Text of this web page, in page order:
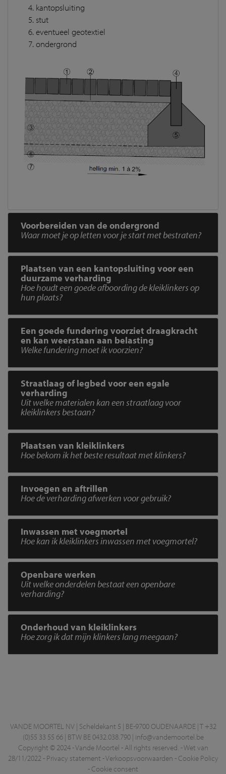
kantopsluiting
stut
eventueel geotextiel
ondergrond
Voorbereiden van de ondergrond
Waar moet je op letten voor je start met bestraten?
Plaatsen van een kantopsluiting voor een
duurzame verharding
Hoe houdt een goede afboording de kleiklinkers op
hun plaats?
Een goede fundering voorziet draagkracht
en kan weerstaan aan belasting
Welke fundering moet ik voorzien?
Straatlaag of legbed voor een egale
verharding
Uit welke materialen kan een straatlaag voor
kleiklinkers bestaan?
Plaatsen van kleiklinkers
Hoe bekom ik het beste resultaat met klinkers?
Invoegen en aftrillen
Hoe de verharding afwerken voor gebruik?
Inwassen met voegmortel
Hoe kan ik kleiklinkers inwassen met voegmortel?
Openbare werken
Uit welke onderdelen bestaat een openbare
verharding?
Onderhoud van kleiklinkers
Hoe zorg ik dat mijn klinkers lang meegaan?
VANDE MOORTEL NV | Scheldekant 5 | BE-9700 OUDENAARDE | T +32
(0)55 33 55 66 | BTW BE 0432.038.790 | info@vandemoortel.be
Copyright © 2024 - Vande Moortel - All rights reserved. -Wet van
28/11/2022 - Privacy statement -Verkoopsvoorwaarden - Cookie Policy
- Cookie consent